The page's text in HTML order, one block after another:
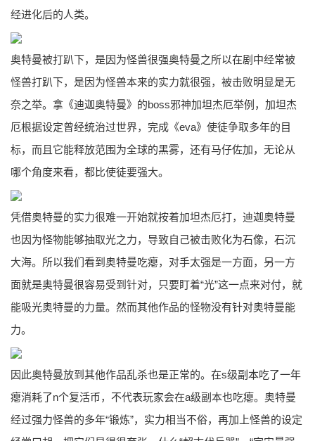
经进化后的人类。
奥特曼被打趴下，是因为怪兽很强奥特曼之所以在剧中经常被
怪兽打趴下，是因为怪兽本来的实力就很强，被击败明显是无
奈之举。拿《迪迦奥特曼》的boss邪神加坦杰厄举例，加坦杰
厄根据设定曾经统治过世界，完成《eva》使徒争取多年的目
标，而且它能释放范围为全球的黑雾，还有马仔佐加，无论从
哪个角度来看，都比使徒要强大。
凭借奥特曼的实力很难一开始就按着加坦杰厄打，迪迦奥特曼
也因为怪物能够抽取光之力，导致自己被击败化为石像，石沉
大海。所以我们看到奥特曼吃瘪，对手太强是一方面，另一方
面就是奥特曼很容易受到针对，只要盯着“光”这一点来对付，就
能吸光奥特曼的力量。然而其他作品的怪物没有针对奥特曼能
力。
因此奥特曼放到其他作品乱杀也是正常的。在s级副本吃了一年
瘪消耗了n个复活币，不代表玩家会在a级副本也吃瘪。奥特曼
经过强力怪兽的多年“锻炼”，实力相当不俗，再加上怪兽的设定